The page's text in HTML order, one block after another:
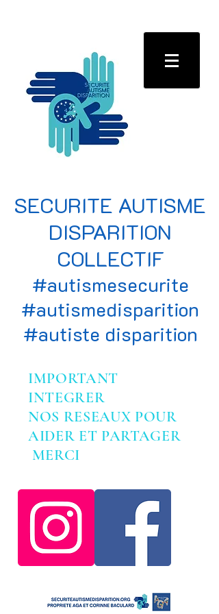
SECURITE AUTISME
DISPARITION
COLLECTIF
#autismesecurite
#autismedisparition
#autiste disparition
IMPORTANT
INTEGRER
NOS RESEAUX POUR
AIDER ET PARTAGER
MERCI